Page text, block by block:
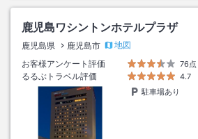
鹿児島ワシントンホテルプラザ
鹿児島県 鹿児島市
地図
お客様アンケート評価
76点
るるぶトラベル評価
4.7
駐車場あり